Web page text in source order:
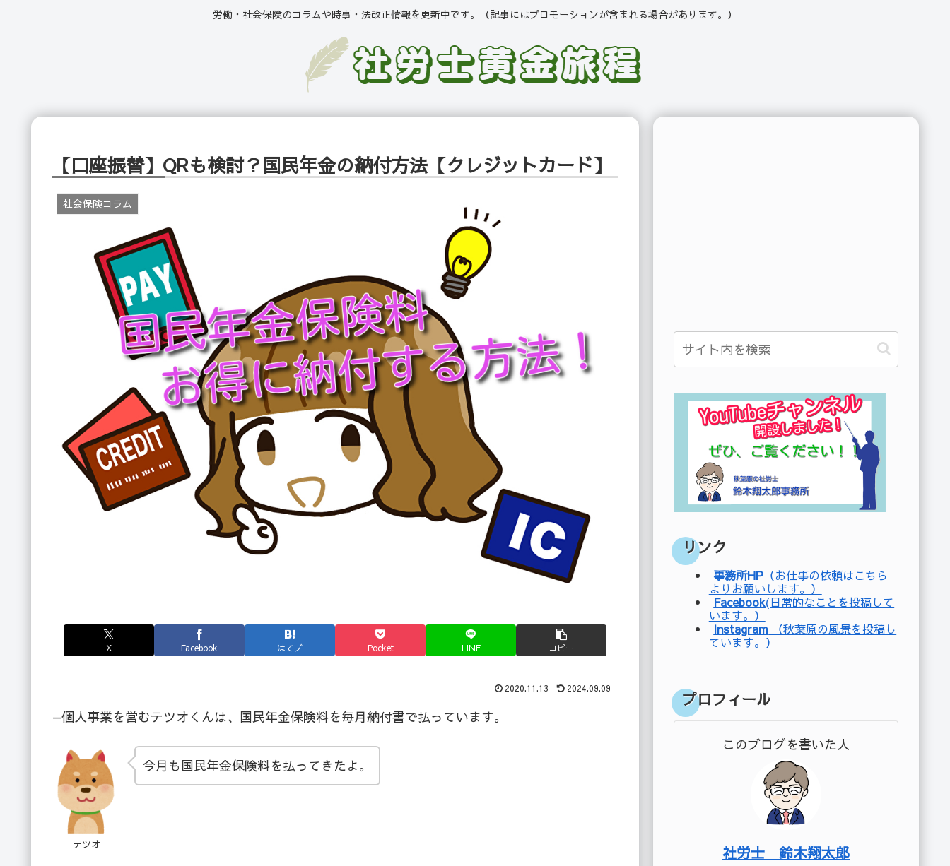
労働・社会保険のコラムや時事・法改正情報を更新中です。（記事にはプロモーションが含まれる場合があります。）
【口座振替】QRも検討？国民年金の納付方法【クレジットカード】
社会保険コラム
X Facebook はてブ Pocket LINE コピー
2020.11.13 2024.09.09
—個人事業を営むテツオくんは、国民年金保険料を毎月納付書で払っています。
テツオ
今月も国民年金保険料を払ってきたよ。
リンク
事務所HP （お仕事の依頼はこちら
よりお願いします。）
Facebook(日常的なことを投稿して
います。）
Instagram （秋葉原の風景を投稿し
ています。）
プロフィール
このブログを書いた人
社労士 鈴木翔太郎